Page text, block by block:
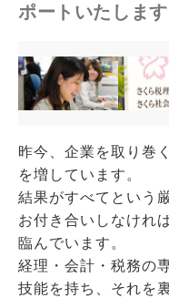
ポートいたします
昨今、企業を取り巻
を増しています。
結果がすべてという
お付き合いしなけれ
臨んでいます。
経理・会計・税務の
技能を持ち、それを